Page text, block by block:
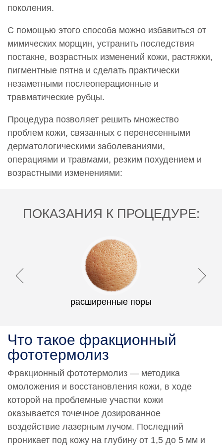
поколения.
С помощью этого способа можно избавиться от
мимических морщин, устранить последствия
постакне, возрастных изменений кожи, растяжки,
пигментные пятна и сделать практически
незаметными послеоперационные и
травматические рубцы.
Процедура позволяет решить множество
проблем кожи, связанных с перенесенными
дерматологическими заболеваниями,
операциями и травмами, резким похудением и
возрастными изменениями:
ПОКАЗАНИЯ К ПРОЦЕДУРЕ:
расширенные поры
Что такое фракционный
фототермолиз
Фракционный фототермолиз — методика
омоложения и восстановления кожи, в ходе
которой на проблемные участки кожи
оказывается точечное дозированное
воздействие лазерным лучом. Последний
проникает под кожу на глубину от 1,5 до 5 мм и